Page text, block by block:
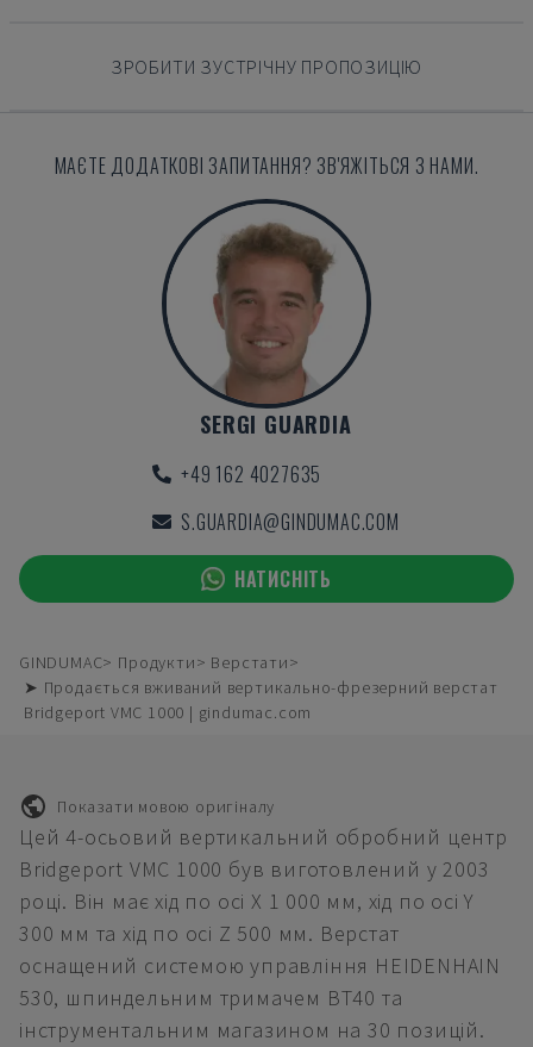
ЗРОБИТИ ЗУСТРІЧНУ ПРОПОЗИЦІЮ
МАЄТЕ ДОДАТКОВІ ЗАПИТАННЯ? ЗВ'ЯЖІТЬСЯ З НАМИ.
SERGI GUARDIA
+49 162 4027635
S.GUARDIA@GINDUMAC.COM
НАТИСНІТЬ
GINDUMAC Продукти
Верстати
➤ Продається вживаний вертикально-фрезерний верстат
Bridgeport VMC 1000 | gindumac.com
Показати мовою оригіналу
Цей 4-осьовий вертикальний обробний центр
Bridgeport VMC 1000 був виготовлений у 2003
році. Він має хід по осі X 1 000 мм, хід по осі Y
300 мм та хід по осі Z 500 мм. Верстат
оснащений системою управління HEIDENHAIN
530, шпиндельним тримачем BT40 та
інструментальним магазином на 30 позицій.